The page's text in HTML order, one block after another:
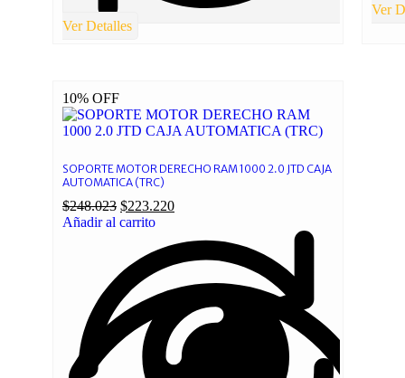
Ver Detalles
Ver
10% OFF
SOPORTE MOTOR DERECHO RAM 1000 2.0 JTD CAJA
AUTOMATICA (TRC)
$248.023 $223.220
Añadir al carrito